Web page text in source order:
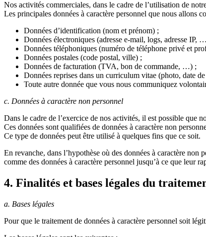
Nos activités commerciales, dans le cadre de l’utilisation de
Les principales données à caractère personnel que nous allons
Données d’identification (nom et prénom) ;
Données électroniques (adresse e-mail, logs, adresse IP,
Données téléphoniques (numéro de téléphone privé et
Données postales (code postal, ville) ;
Données de facturation (TVA, bon de commande, …) ;
Données reprises dans un curriculum vitae (photo, date
Toute autre donnée que vous nous communiquez
c. Données à caractère non personnel
Dans le cadre de l’exercice de nos activités, il est possible que
Ces données sont qualifiées de données à caractère non
Ce type de données peut être utilisé à quelques fins que ce soit.
En revanche, dans l’hypothèse où des données à caractère non
comme des données à caractère personnel jusqu’à ce que leur
4. Finalités et bases légales du
a. Bases légales
Pour que le traitement de données à caractère personnel soit